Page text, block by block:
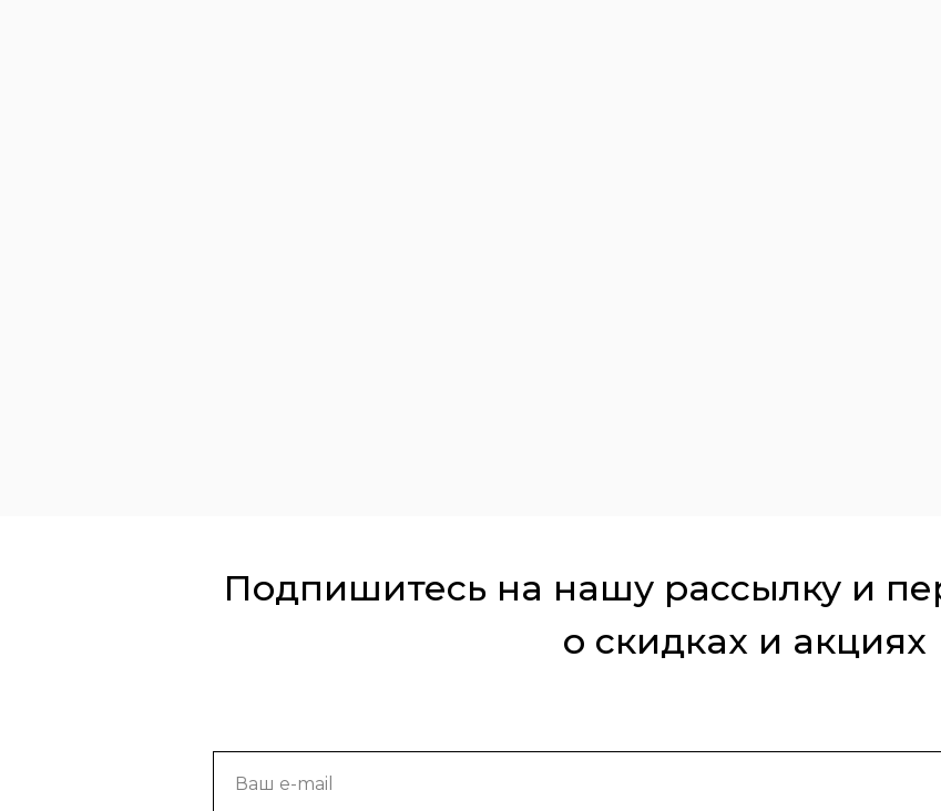
Подпишитесь на нашу рассылку и
о скидках и акциях
Ваш e-mail